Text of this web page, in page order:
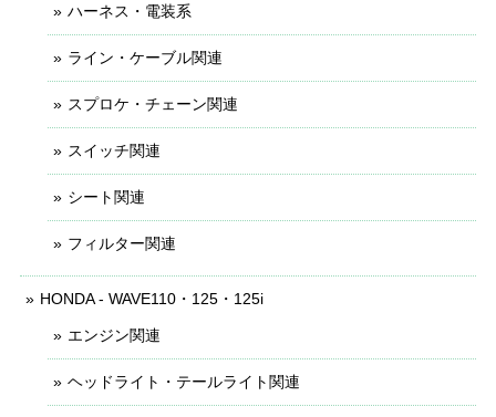
ハーネス・電装系
ライン・ケーブル関連
スプロケ・チェーン関連
スイッチ関連
シート関連
フィルター関連
HONDA - WAVE110・125・125i
エンジン関連
ヘッドライト・テールライト関連